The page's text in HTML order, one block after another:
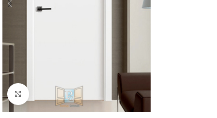
Clic para ampliar